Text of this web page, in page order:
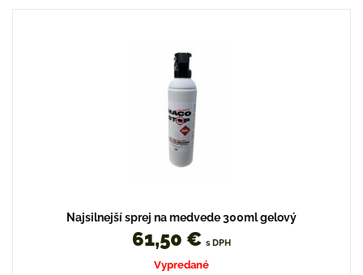
Najsilnejší sprej na medvede 300ml gelový
61,50 € s DPH
Vypredané